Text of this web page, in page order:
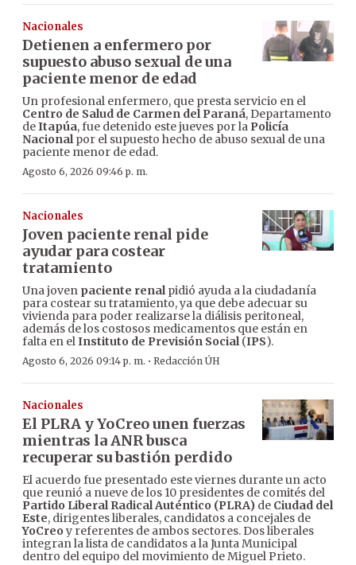
Nacionales
Detienen a enfermero por
supuesto abuso sexual de una
paciente menor de edad
Un profesional enfermero, que presta servicio en el
Centro de Salud de Carmen del Paraná, Departamento
deItapúa, fue detenido este jueves por la Policía
Nacionalpor el supuesto hecho de abuso sexual de una
paciente menor de edad.
Agosto 6, 2026 09:46 p. m.
Nacionales
Joven paciente renal pide
ayudar para costear
tratamiento
Una joven paciente renalpidió ayuda a la ciudadanía
para costear su tratamiento, ya que debe adecuar su
vivienda para poder realizarse la diálisis peritoneal,
además de los costosos medicamentos que están en
falta en elInstituto de Previsión Social(IPS).
Agosto 6, 2026 09:14 p. m. · Redacción ÚH
Nacionales
El PLRA y YoCreo unen fuerzas
mientras la ANR busca
recuperar su bastión perdido
El acuerdo fue presentado este viernes durante un acto
que reunió a nueve de los 10 presidentes de comités del
Partido Liberal Radical Auténtico (PLRA) de Ciudad del
Este, dirigentes liberales, candidatos a concejales de
YoCreo y referentes de ambos sectores. Dos liberales
integran la lista de candidatos a la Junta Municipal
dentro del equipo del movimiento de Miguel Prieto.